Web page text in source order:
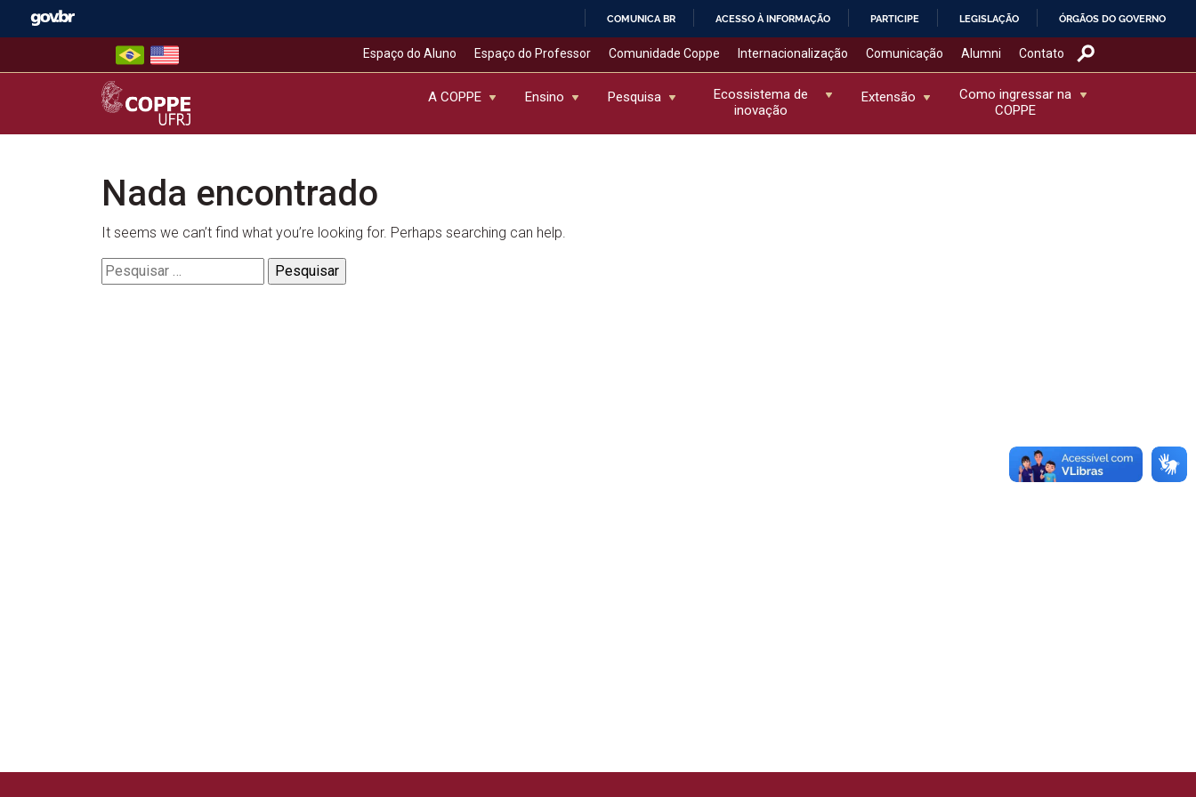
COMUNICA BR ACESSO À INFORMAÇÃO PARTICIPE LEGISLAÇÃO ÓRGÃOS DO GOVERNO
Espaço do Aluno Espaço do Professor Comunidade Coppe Internacionalização Comunicação Alumni Contato
COPPE – UFRJ
A COPPE Ensino Pesquisa
Ecossistema de
inovação
Extensão
Como ingressar na
COPPE
Nada encontrado
It seems we can’t find what you’re looking for. Perhaps searching can help.
Pesquisar
por: